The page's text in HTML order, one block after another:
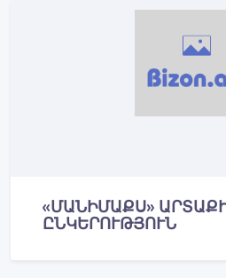
«ՄԱՆԻՄԱՔՍ»
ԸՆԿԵՐՈՒԹՅՈՒՆ